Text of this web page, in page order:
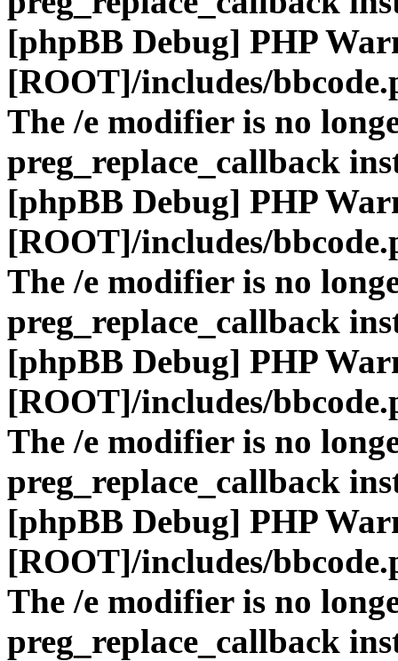
[phpBB Debug] PHP
[ROOT]/includes/
The /e modifier is no
preg_replace_callback
[phpBB Debug] PHP
[ROOT]/includes/
The /e modifier is no
preg_replace_callback
[phpBB Debug] PHP
[ROOT]/includes/
The /e modifier is no
preg_replace_callback
[phpBB Debug] PHP
[ROOT]/includes/
The /e modifier is no
preg_replace_callback